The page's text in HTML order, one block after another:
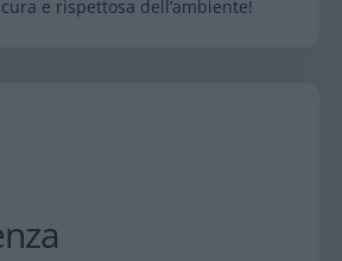
e rispettosa dell’ambiente!